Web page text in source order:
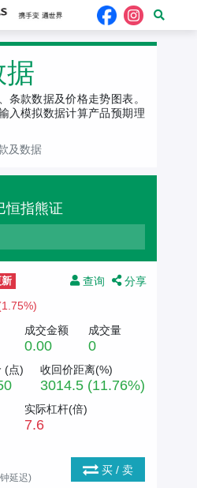
据
条款数据及价格走势图表。
入模拟数据计算产品预期理
及数据
恒指熊证
查询 分享
成交金额
0.00
成交量
0
(点) 收回价距离(%)
3014.5 (11.76%)
实际杠杆(倍)
7.6
延迟)
买 / 卖